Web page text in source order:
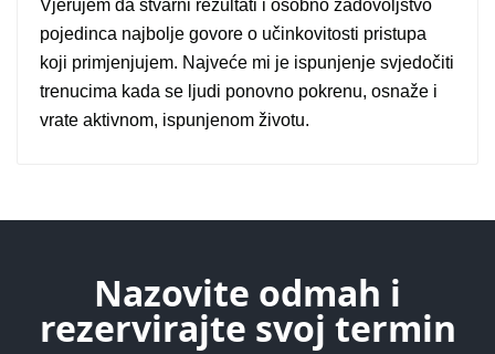
Nazovite odmah i
rezervirajte svoj termin
Vjerujem da stvarni rezultati i osobno zadovoljstvo
pojedinca najbolje govore o učinkovitosti pristupa
koji primjenjujem. Najveće mi je ispunjenje svjedočiti
trenucima kada se ljudi ponovno pokrenu, osnaže i
vrate aktivnom, ispunjenom životu.